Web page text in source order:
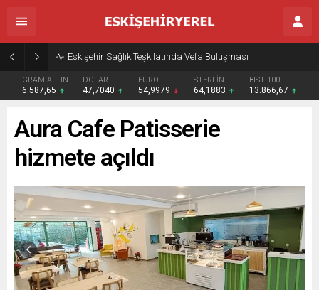
Eskişehir Sağlık Teşkilatında Vefa Buluşması
GRAM ALTIN
6.587,65
DOLAR
47,7040
EURO
54,9979
STERLİN
64,1883
BIST 100
13.866,67
Aura Cafe Patisserie
hizmete açıldı